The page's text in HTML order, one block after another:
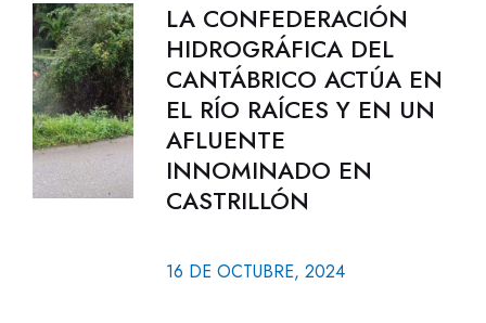
LA CONFEDERACIÓN
HIDROGRÁFICA DEL
CANTÁBRICO ACTÚA EN
EL RÍO RAÍCES Y EN UN
AFLUENTE
INNOMINADO EN
CASTRILLÓN
16 DE OCTUBRE, 2024